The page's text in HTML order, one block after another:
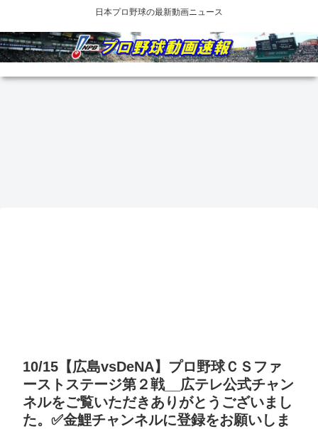
日本プロ野球の最新動画ニュース
10/15【広島vsDeNA】プロ野球ＣＳファ
ーストステージ第２戦__広テレ公式チャン
ネルをご覧いただきありがとうございまし
た。✅金鯉チャンネルに登録をお願いしま